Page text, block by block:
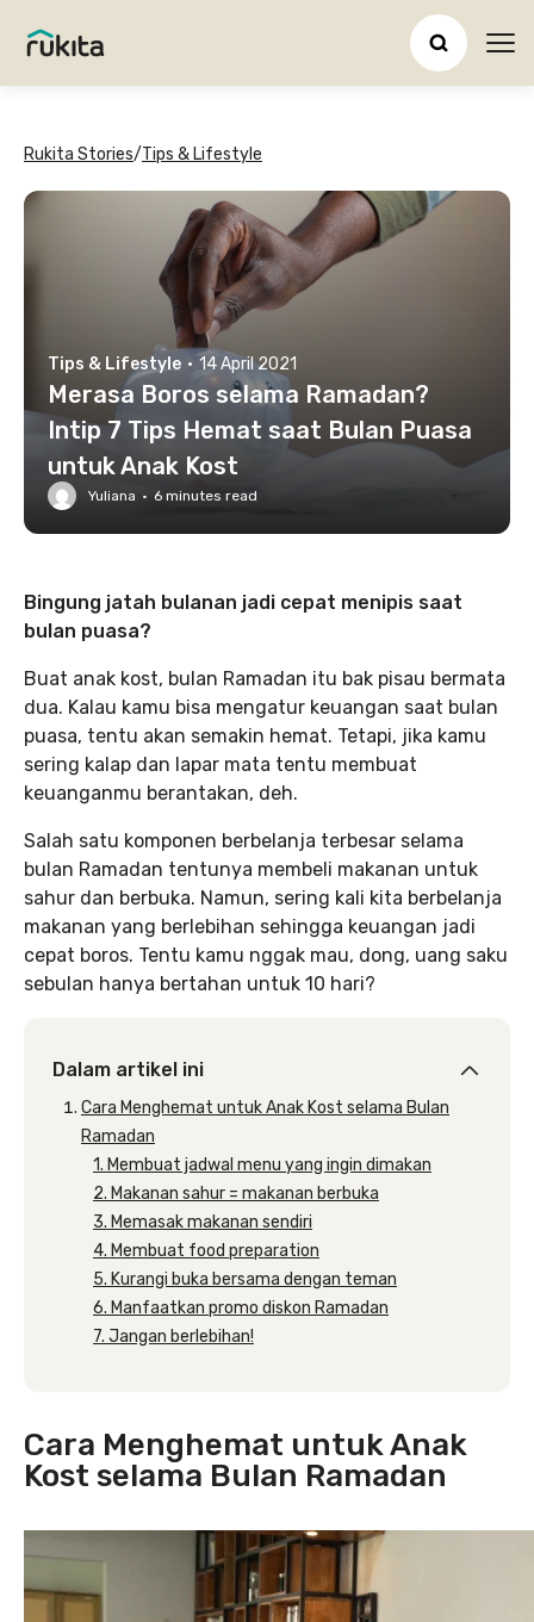
Rukita Stories/Tips & Lifestyle
Tips & Lifestyle · 14 April 2021
Merasa Boros selama Ramadan?
Intip 7 Tips Hemat saat Bulan Puasa
untuk Anak Kost
Yuliana · 6 minutes read
Bingung jatah bulanan jadi cepat menipis saat
bulan puasa?
Buat anak kost, bulan Ramadan itu bak pisau bermata
dua. Kalau kamu bisa mengatur keuangan saat bulan
puasa, tentu akan semakin hemat. Tetapi, jika kamu
sering kalap dan lapar mata tentu membuat
keuanganmu berantakan, deh.
Salah satu komponen berbelanja terbesar selama
bulan Ramadan tentunya membeli makanan untuk
sahur dan berbuka. Namun, sering kali kita berbelanja
makanan yang berlebihan sehingga keuangan jadi
cepat boros. Tentu kamu nggak mau, dong, uang saku
sebulan hanya bertahan untuk 10 hari?
Dalam artikel ini
Cara Menghemat untuk Anak Kost selama Bulan
Ramadan
1. Membuat jadwal menu yang ingin dimakan
2. Makanan sahur = makanan berbuka
3. Memasak makanan sendiri
4. Membuat food preparation
5. Kurangi buka bersama dengan teman
6. Manfaatkan promo diskon Ramadan
7. Jangan berlebihan!
Cara Menghemat untuk Anak
Kost selama Bulan Ramadan